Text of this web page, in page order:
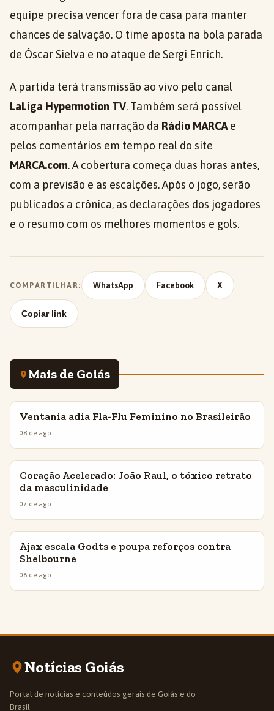
equipe precisa vencer fora de casa para manter
chances de salvação. O time aposta na bola parada
de Óscar Sielva e no ataque de Sergi Enrich.
A partida terá transmissão ao vivo pelo canal
LaLiga Hypermotion TV. Também será possível
acompanhar pela narração da Rádio MARCAe
pelos comentários em tempo real do site
MARCA.com. A cobertura começa duas horas antes,
com a previsão e as escalções. Após o jogo, serão
publicados a crônica, as declarações dos jogadores
e o resumo com os melhores momentos e gols.
COMPARTILHAR: WhatsApp Facebook X
Copiar link
Mais de Goiás
INSIGHTS
Ventania adia Fla-Flu Feminino no Brasileirão
08 de ago.
INSIGHTS
Coração Acelerado: João Raul, o tóxico retrato
da masculinidade
07 de ago.
INSIGHTS
Ajax escala Godts e poupa reforços contra
Shelbourne
06 de ago.
Notícias Goiás
Portal de notícias e conteúdos gerais de Goiás e do
Brasil